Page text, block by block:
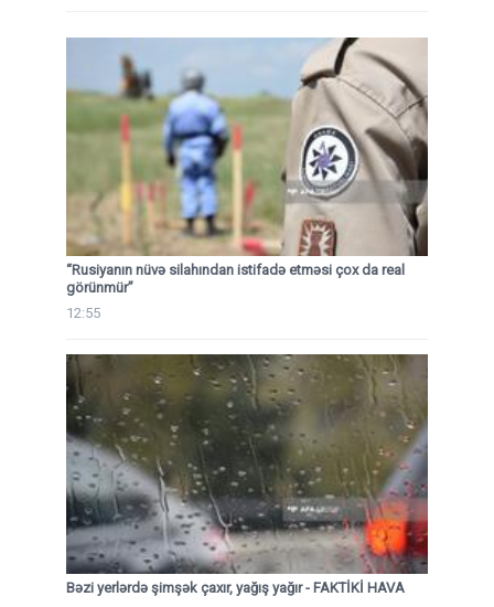
“Rusiyanın nüvə silahından istifadə etməsi çox da real
görünmür”
12:55
Bəzi yerlərdə şimşək çaxır, yağış yağır - FAKTİKİ HAVA